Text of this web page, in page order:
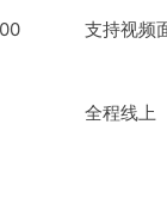
支持视频
全程线上